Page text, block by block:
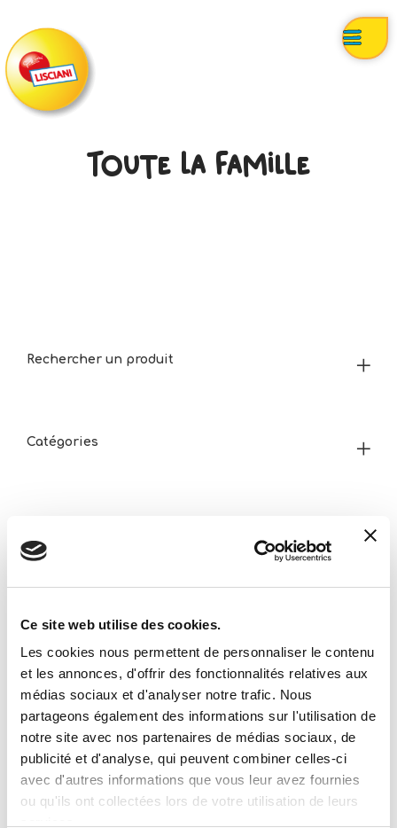
Ce site web utilise des cookies.
Les cookies nous permettent de personnaliser le contenu
et les annonces, d'offrir des fonctionnalités relatives aux
médias sociaux et d'analyser notre trafic. Nous
partageons également des informations sur l'utilisation de
notre site avec nos partenaires de médias sociaux, de
publicité et d'analyse, qui peuvent combiner celles-ci
avec d'autres informations que vous leur avez fournies
ou qu'ils ont collectées lors de votre utilisation de leurs
Toute La Famille
Rechercher un produit
Catégories
Qui sommes-nous?
Activités ESG
Lisciani TV